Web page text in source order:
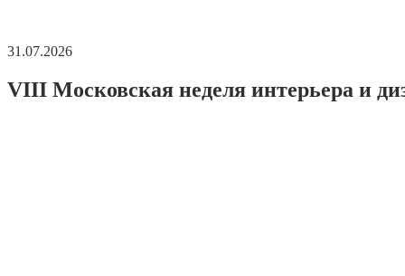
31.07.2026
VIII Московская неделя интерьера и